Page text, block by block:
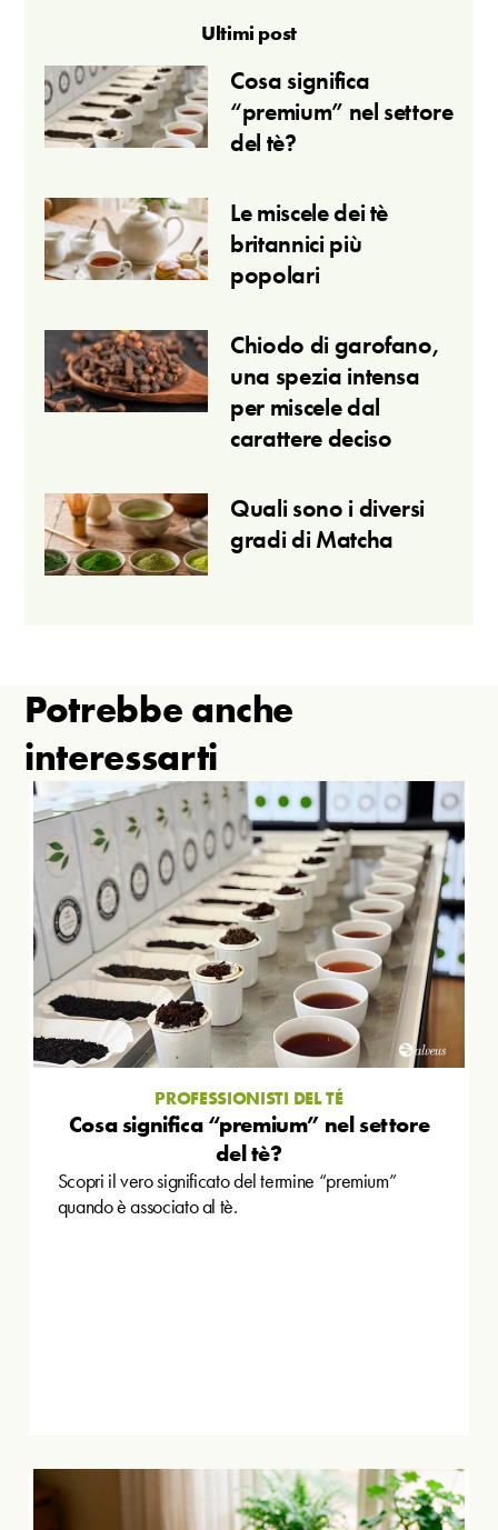
Ultimi post
Cosa significa
“premium” nel settore
del tè?
Le miscele dei tè
britannici più
popolari
Chiodo di garofano,
una spezia intensa
per miscele dal
carattere deciso
Quali sono i diversi
gradi di Matcha
Potrebbe anche
interessarti
PROFESSIONISTI DEL TÉ
Cosa significa “premium” nel settore
del tè?
Scopri il vero significato del termine “premium”
quando è associato al tè.